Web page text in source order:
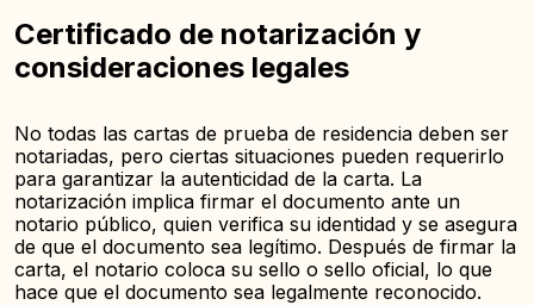
Certificado de notarización y
consideraciones legales
No todas las cartas de prueba de residencia deben ser
notariadas, pero ciertas situaciones pueden requerirlo
para garantizar la autenticidad de la carta. La
notarización implica firmar el documento ante un
notario público, quien verifica su identidad y se asegura
de que el documento sea legítimo. Después de firmar la
carta, el notario coloca su sello o sello oficial, lo que
hace que el documento sea legalmente reconocido.